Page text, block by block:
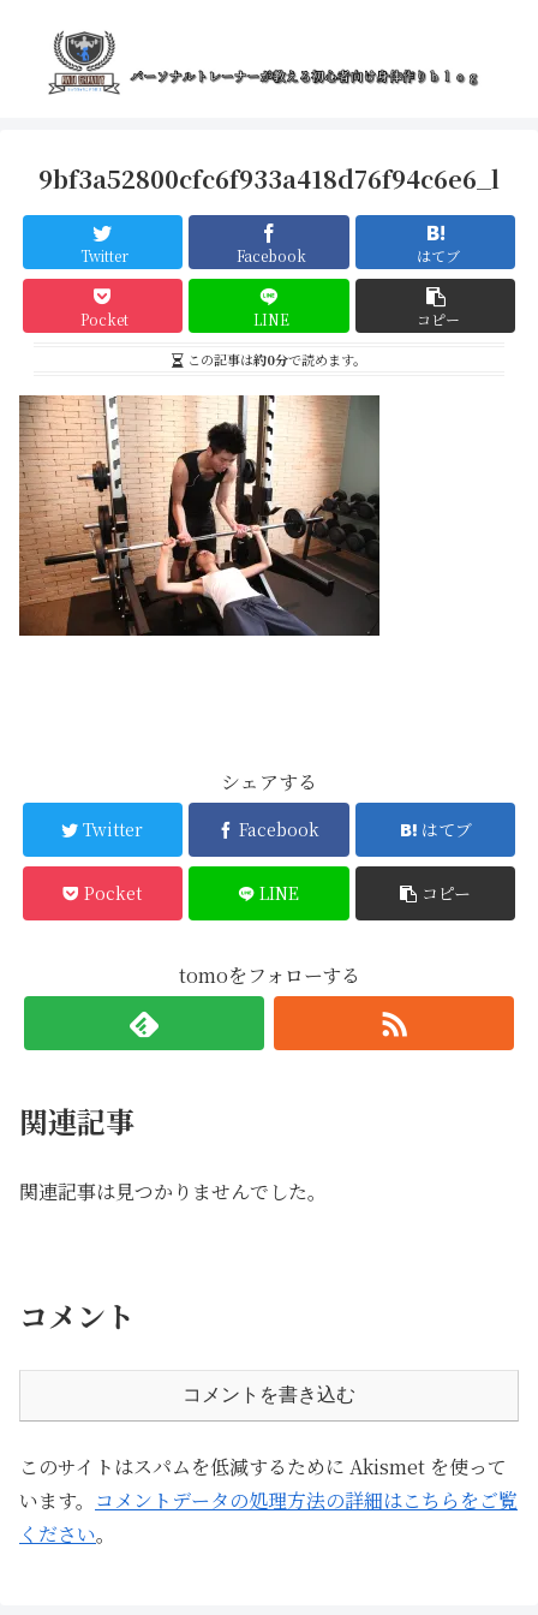
9bf3a52800cfc6f933a418d76f94c6e6_l
Twitter Facebook はてブ
Pocket LINE コピー
この記事は約0分で読めます。
シェアする
Twitter Facebook はてブ
Pocket LINE コピー
tomoをフォローする
関連記事
関連記事は見つかりませんでした。
コメント
コメントを書き込む
このサイトはスパムを低減するために Akismet を使って
います。 コメントデータの処理方法の詳細はこちらをご覧
ください。